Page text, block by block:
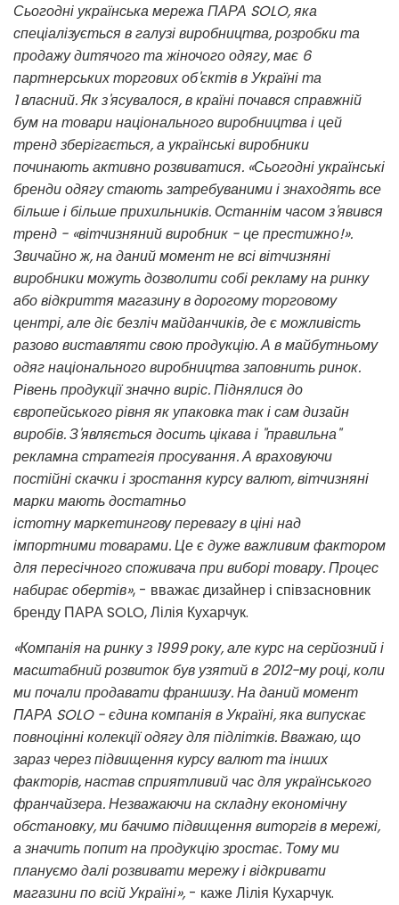
Сьогодні українська мережа ПАРА SOLO, яка
спеціалізується в галузі виробництва, розробки та
продажу дитячого та жіночого одягу, має 6
партнерських торгових об'єктів в Україні та
1 власний. Як з'ясувалося, в країні почався справжній
бум на товари національного виробництва і цей
тренд зберігається, а українські виробники
починають активно розвиватися. «Сьогодні українські
бренди одягу стають затребуваними і знаходять все
більше і більше прихильників. Останнім часом з'явився
тренд - «вітчизняний виробник - це престижно!».
Звичайно ж, на даний момент не всі вітчизняні
виробники можуть дозволити собі рекламу на ринку
або відкриття магазину в дорогому торговому
центрі, але діє безліч майданчиків, де є можливість
разово виставляти свою продукцію. А в майбутньому
одяг національного виробництва заповнить ринок.
Рівень продукції значно виріс. Піднялися до
європейського рівня як упаковка так і сам дизайн
виробів. З'являється досить цікава і "правильна"
рекламна стратегія просування. А враховуючи
постійні скачки і зростання курсу валют, вітчизняні
марки мають достатньо
істотну маркетингову перевагу в ціні над
імпортними товарами. Це є дуже важливим фактором
для пересічного споживача при виборі товару. Процес
набирає обертів», - вважає дизайнер і співзасновник
бренду ПАРА SOLO, Лілія Кухарчук.
«Компанія на ринку з 1999 року, але курс на серйозний і
масштабний розвиток був узятий в 2012-му році, коли
ми почали продавати франшизу. На даний момент
ПАРА SOLO - єдина компанія в Україні, яка випускає
повноцінні колекції одягу для підлітків. Вважаю, що
зараз через підвищення курсу валют та інших
факторів, настав сприятливий час для українського
франчайзера. Незважаючи на складну економічну
обстановку, ми бачимо підвищення виторгів в мережі,
а значить попит на продукцію зростає. Тому ми
плануємо далі розвивати мережу і відкривати
магазини по всій Україні», - каже Лілія Кухарчук.